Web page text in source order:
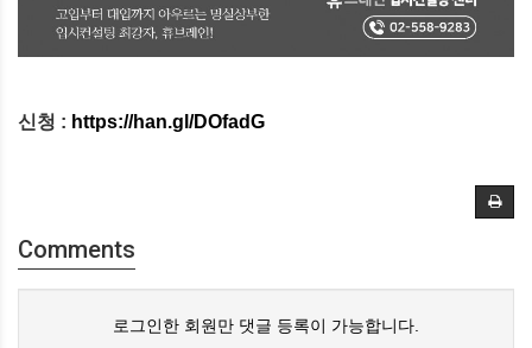
신청 : https://han.gl/DOfadG
Comments
로그인한 회원만 댓글 등록이 가능합니다.